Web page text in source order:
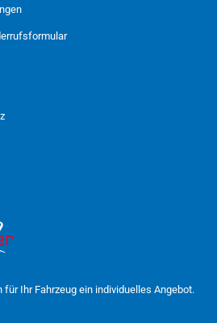
Ihr Fahrzeug ein individuelles Angebot.